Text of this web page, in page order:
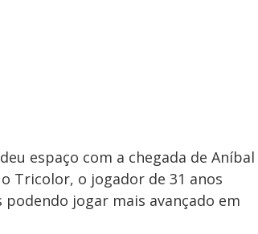
espaço com a chegada de Aníbal
Tricolor, o jogador de 31 anos
jogar mais avançado em